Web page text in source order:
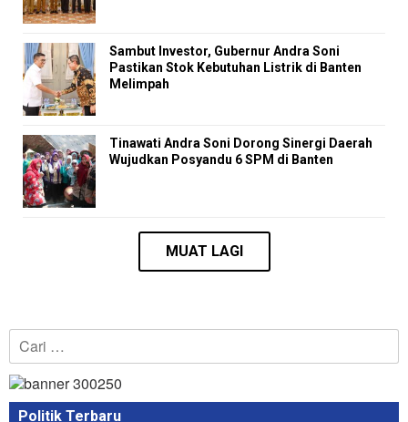
Sambut Investor, Gubernur Andra Soni
Pastikan Stok Kebutuhan Listrik di Banten
Melimpah
Tinawati Andra Soni Dorong Sinergi Daerah
Wujudkan Posyandu 6 SPM di Banten
Cari
untuk:
Politik Terbaru